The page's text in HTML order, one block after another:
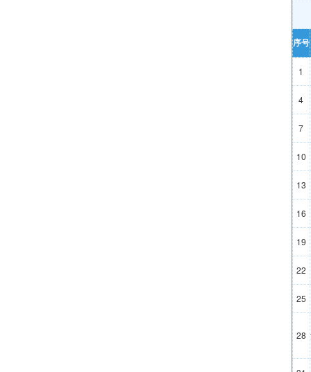
序号
1
4
7
10
13
16
19
22
25
28